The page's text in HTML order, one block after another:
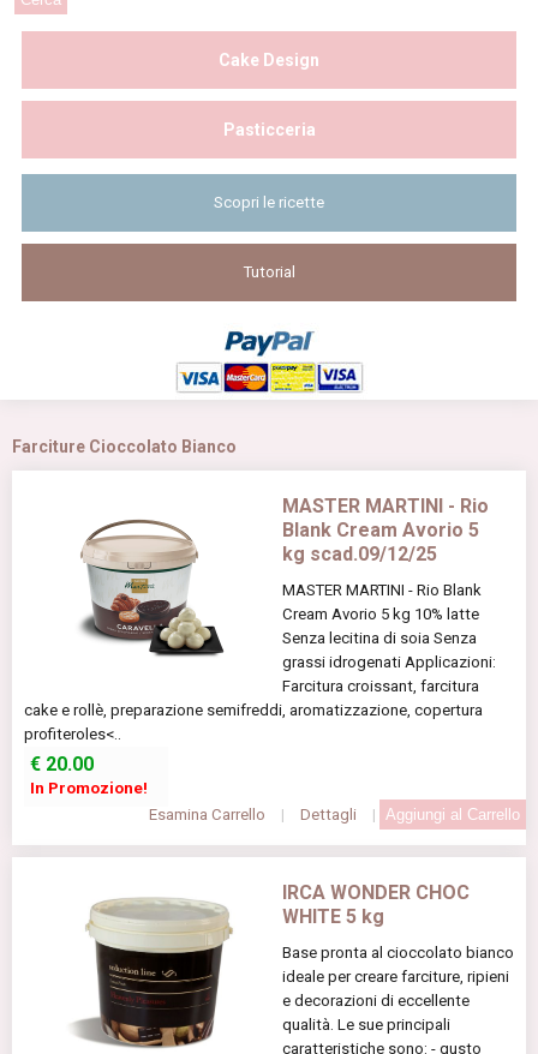
Cake Design
Pasticceria
Scopri le ricette
Tutorial
Farciture Cioccolato Bianco
MASTER MARTINI - Rio
Blank Cream Avorio 5
kg scad.09/12/25
MASTER MARTINI - Rio Blank
Cream Avorio 5 kg 10% latte
Senza lecitina di soia Senza
grassi idrogenati Applicazioni:
Farcitura croissant, farcitura
cake e rollè, preparazione semifreddi, aromatizzazione, copertura
profiteroles<..
€ 20.00
In Promozione!
Esamina Carrello
| Dettagli |
IRCA WONDER CHOC
WHITE 5 kg
Base pronta al cioccolato bianco
ideale per creare farciture, ripieni
e decorazioni di eccellente
qualità. Le sue principali
caratteristiche sono: - gusto